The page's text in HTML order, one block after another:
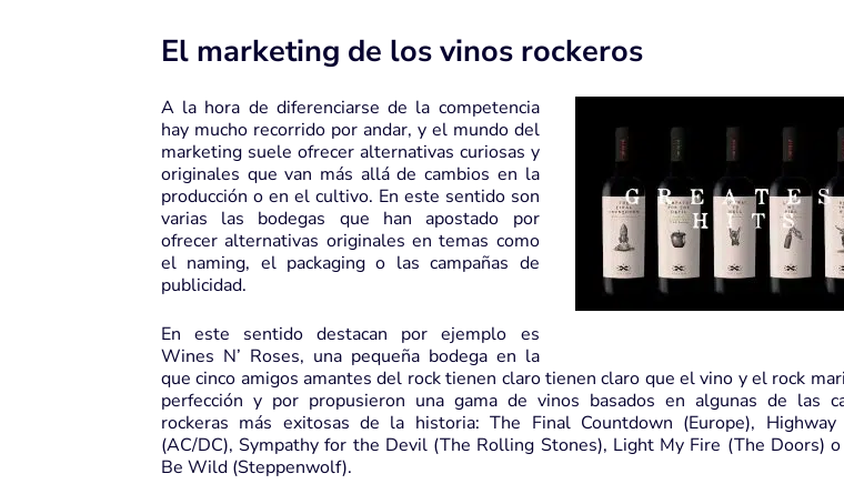
El marketing de los vinos rockeros
A la hora de diferenciarse de la competencia
hay mucho recorrido por andar, y el mundo del
marketing suele ofrecer alternativas curiosas y
originales que van más allá de cambios en la
producción o en el cultivo. En este sentido son
varias las bodegas que han apostado por
ofrecer alternativas originales en temas como
el naming, el packaging o las campañas de
publicidad.
En este sentido destacan por ejemplo es
Wines N’ Roses, una pequeña bodega en la
que cinco amigos amantes del rock tienen claro tienen claro que el vino y el rock
perfección y por propusieron una gama de vinos basados en algunas de las
rockeras más exitosas de la historia: The Final Countdown (Europe),
(AC/DC), Sympathy for the Devil (The Rolling Stones), Light My Fire (The Doors)
Be Wild (Steppenwolf).